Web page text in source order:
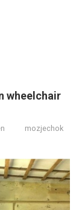
wheelchair
mozjechok